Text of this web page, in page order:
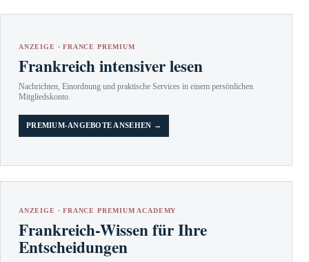
ANZEIGE · FRANCE PREMIUM
Frankreich intensiver lesen
Nachrichten, Einordnung und praktische Services in einem persönlichen
Mitgliedskonto.
PREMIUM-ANGEBOTE ANSEHEN →
ANZEIGE · FRANCE PREMIUM ACADEMY
Frankreich-Wissen für Ihre
Entscheidungen